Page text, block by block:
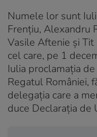
Numele lor sunt
Frenţiu, Alexandru
Vasile Aftenie şi Tit
cel care, pe 1
Iulia proclamația
Regatul României,
delegația care a
duce Declarația de